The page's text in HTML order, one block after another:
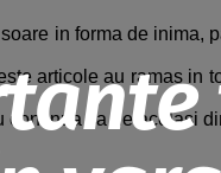
in forma de
articole au ramas
sa fie acelasi